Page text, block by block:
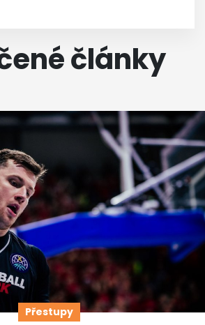
články
Přestupy